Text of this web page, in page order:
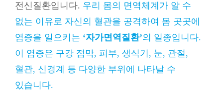
전신질환입니다. 우리 몸의 면역체계가 알 수
없는 이유로 자신의 혈관을 공격하여 몸 곳곳에
염증을 일으키는 ‘자가면역질환’의 일종입니다.
이 염증은 구강 점막, 피부, 생식기, 눈, 관절,
혈관, 신경계 등 다양한 부위에 나타날 수
있습니다.